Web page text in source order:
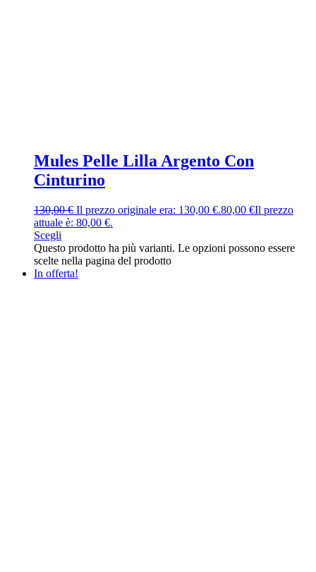
Mules Pelle Lilla Argento Con
Cinturino
130,00€ Il prezzo originale era: 130,00 €.80,00 €Il prezzo
attuale è: 80,00 €.
Scegli
Questo prodotto ha più varianti. Le opzioni possono essere
scelte nella pagina del prodotto
In offerta!